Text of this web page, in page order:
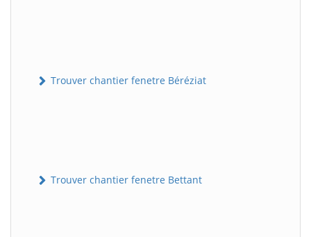
Trouver chantier fenetre Béréziat
Trouver chantier fenetre Bettant